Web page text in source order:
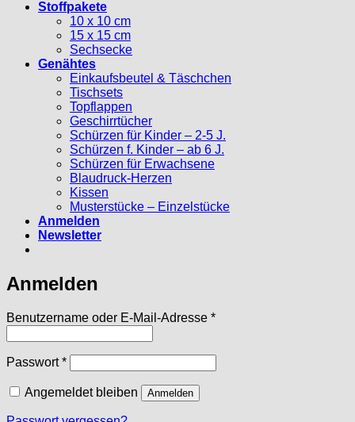
Stoffpakete
10 x 10 cm
15 x 15 cm
Sechsecke
Genähtes
Einkaufsbeutel & Täschchen
Tischsets
Topflappen
Geschirrtücher
Schürzen für Kinder – 2-5 J.
Schürzen f. Kinder – ab 6 J.
Schürzen für Erwachsene
Blaudruck-Herzen
Kissen
Musterstücke – Einzelstücke
Anmelden
Newsletter
Anmelden
Benutzername oder E-Mail-Adresse *Erforderlich
Passwort*Erforderlich
Angemeldet bleiben Anmelden